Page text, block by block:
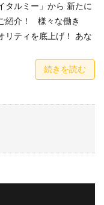
タルミー」から 新たに
紹介！ 様々な働き
リティを底上げ！ あな
続きを読む